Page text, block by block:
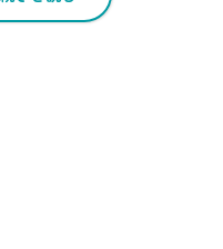
まり、フルタイム勤務の